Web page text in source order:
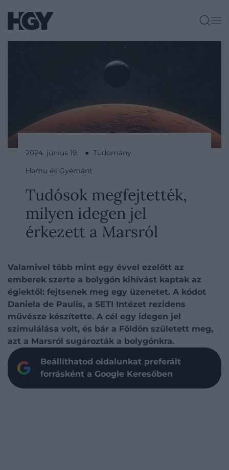
2024. június 19. ● Tudomány
Hamu és Gyémánt
Tudósok megfejtették,
milyen idegen jel
érkezett a Marsról
Valamivel több mint egy évvel ezelőtt az
emberek szerte a bolygón kihívást kaptak az
égiektől: fejtsenek meg egy üzenetet. A kódot
Daniela de Paulis, a SETI Intézet rezidens
művésze készítette. A cél egy idegen jel
szimulálása volt, és bár a Földön született meg,
azt a Marsról sugározták a bolygónkra.
Beállíthatod oldalunkat preferált
forrásként a Google Keresőben